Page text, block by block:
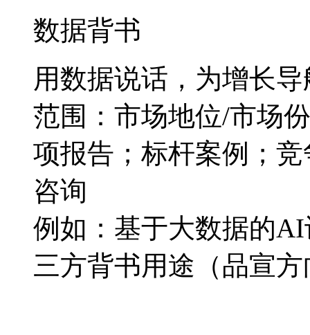
数据背书
用数据说话，为增长导
范围：市场地位/市场
项报告；标杆案例；
咨询
例如：基于大数据的
三方背书用途（品宣